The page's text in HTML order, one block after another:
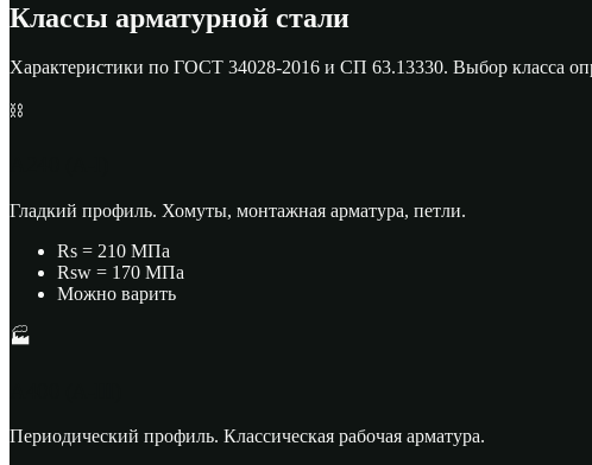
Классы арматурной стали
Характеристики по ГОСТ 34028-2016 и СП 63.13330. Выбор класса
⛓
Гладкий профиль. Хомуты, монтажная арматура, петли.
Rs = 210 МПа
Rsw = 170 МПа
Можно варить
🏭
Периодический профиль. Классическая рабочая арматура.